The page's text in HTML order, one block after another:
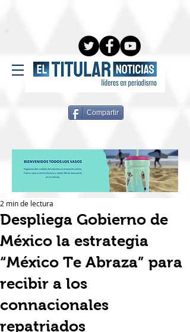
Compartir
Despliega Gobierno de
México la estrategia
“México Te Abraza” para
recibir a los
connacionales
repatriados
2 min de lectura